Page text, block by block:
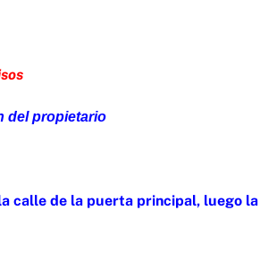
del propietario
calle de la puerta principal, luego